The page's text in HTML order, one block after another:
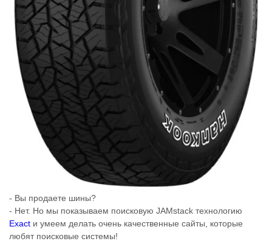
- Вы продаете шины?
- Нет. Но мы показываем поисковую JAMstack технологию
Exact и умеем делать очень качественные сайты, которые
любят поисковые системы!